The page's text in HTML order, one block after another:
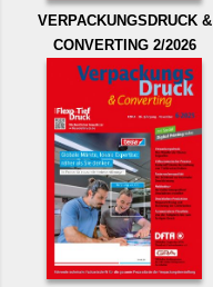
VERPACKUNGSDRUCK &
CONVERTING 2/2026